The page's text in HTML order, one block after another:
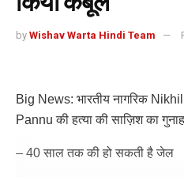
by Wishav Warta Hindi Team
Big News: भारतीय नागरिक
Pannu की हत्या की साज़िश का
– 40 साल तक की हो सकती है जेल